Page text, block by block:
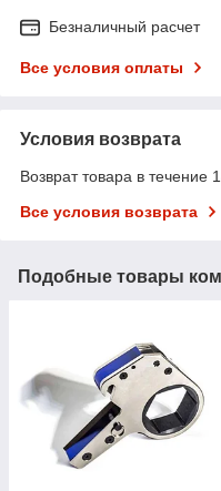
Безналичный расчет
Все условия оплаты
Условия возврата
Возврат товара в течение
Все условия возврата
Подобные товары